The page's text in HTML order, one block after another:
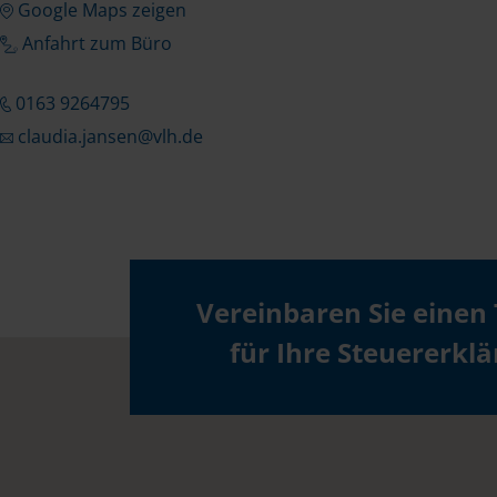
Google Maps zeigen
Anfahrt zum Büro
0163 9264795
claudia.jansen@vlh.de
Vereinbaren Sie einen
für Ihre